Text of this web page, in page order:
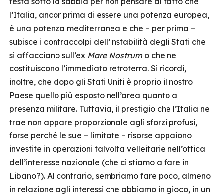
l’Italia, ancor prima di essere una potenza europea,
è una potenza mediterranea e che – per prima –
subisce i contraccolpi dell’instabilità degli Stati che
si affacciano sull’ex Mare Nostrum o che ne
costituiscono l’immediato retroterra. Si ricordi,
inoltre, che dopo gli Stati Uniti è proprio il nostro
Paese quello più esposto nell’area quanto a
presenza militare. Tuttavia, il prestigio che l’Italia ne
trae non appare proporzionale agli sforzi profusi,
forse perché le sue – limitate – risorse appaiono
investite in operazioni talvolta velleitarie nell’ottica
dell’interesse nazionale (che ci stiamo a fare in
Libano?). Al contrario, sembriamo fare poco, almeno
in relazione agli interessi che abbiamo in gioco, in un